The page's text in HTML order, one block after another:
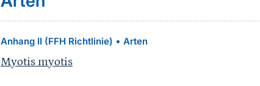
Anhang II (FFH Richtlinie) • Arten
Myotis myotis